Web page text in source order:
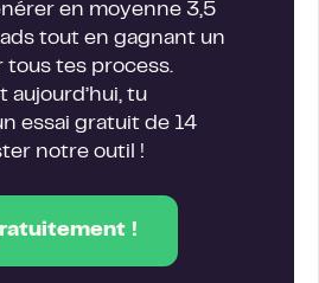
en moyenne 3,5
tout en gagnant un
tous tes process.
aujourd’hui, tu
essai gratuit de 14
notre outil !
!